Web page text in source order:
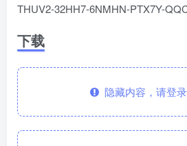
THUV2-32HH7-6NMHN-PTX7Y-
下载
隐藏内容，请登